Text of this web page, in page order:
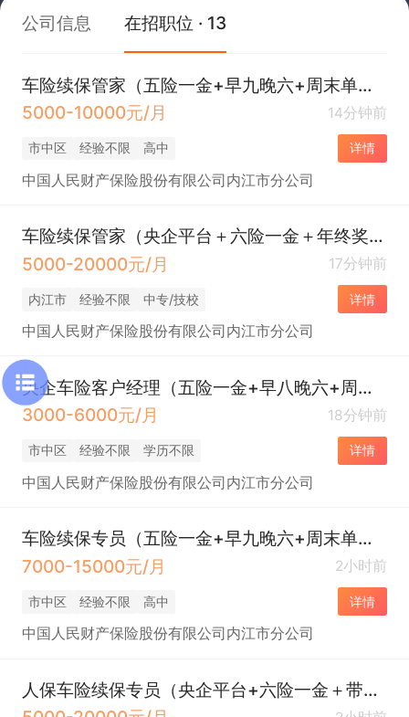
公司信息 在招职位 · 13
车险续保管家（五险一金+早九晚六+周末单休/双休）
5000-10000元/月
14分钟前
市中区 经验不限 高中 详情
中国人民财产保险股份有限公司内江市分公司
车险续保管家（央企平台＋六险一金＋年终奖＋双休＋带薪年假＋餐补＋下午茶）
5000-20000元/月
17分钟前
内江市 经验不限 中专/技校 详情
中国人民财产保险股份有限公司内江市分公司
央企车险客户经理（五险一金+早八晚六+周末单休/双休）
3000-6000元/月
18分钟前
市中区 经验不限 学历不限 详情
中国人民财产保险股份有限公司内江市分公司
车险续保专员（五险一金+早九晚六+周末单休/双休）
7000-15000元/月
2小时前
市中区 经验不限 高中 详情
中国人民财产保险股份有限公司内江市分公司
人保车险续保专员（央企平台+六险一金＋带薪年假＋双休＋年终奖＋餐补＋下午茶）